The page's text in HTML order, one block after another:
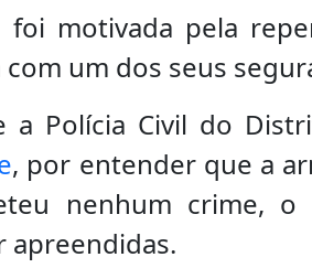
foi motivada pela
com um dos seus
a Polícia Civil do
, por entender que a
nenhum crime,
apreendidas.